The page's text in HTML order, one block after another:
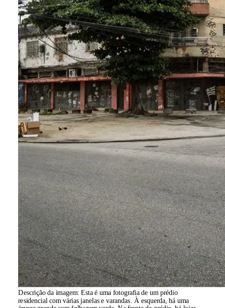
Descrição da imagem:Esta é uma fotografia de um prédio
residencial com várias janelas e varandas. À esquerda, há uma